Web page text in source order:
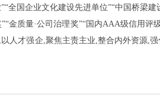
全国企业文化建设先进单位”“中国桥梁
金质量·公司治理奖”“国内AAA级信用
人才强企,聚焦主责主业,整合内外资源,